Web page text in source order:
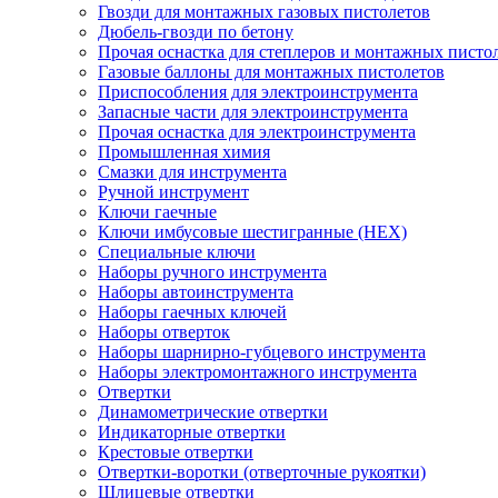
Гвозди для монтажных газовых пистолетов
Дюбель-гвозди по бетону
Прочая оснастка для степлеров и монтажных
Газовые баллоны для монтажных пистолетов
Приспособления для электроинструмента
Запасные части для электроинструмента
Прочая оснастка для электроинструмента
Промышленная химия
Смазки для инструмента
Ручной инструмент
Ключи гаечные
Ключи имбусовые шестигранные (HEX)
Специальные ключи
Наборы ручного инструмента
Наборы автоинструмента
Наборы гаечных ключей
Наборы отверток
Наборы шарнирно-губцевого инструмента
Наборы электромонтажного инструмента
Отвертки
Динамометрические отвертки
Индикаторные отвертки
Крестовые отвертки
Отвертки-воротки (отверточные рукоятки)
Шлицевые отвертки